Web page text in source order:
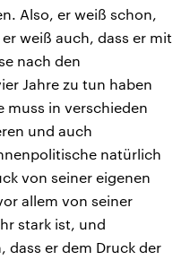
Also, er weiß schon,
weiß auch, dass er mit
nach den
Jahre zu tun haben
muss in verschieden
und auch
natürlich
von seiner eigenen
allem von seiner
stark ist, und
dass er dem Druck der